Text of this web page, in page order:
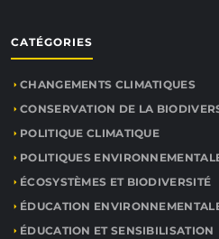
CATÉGORIES
CHANGEMENTS CLIMATIQUES
CONSERVATION DE LA
POLITIQUE CLIMATIQUE
POLITIQUES
ÉCOSYSTÈMES ET BIODIVERSITÉ
ÉDUCATION
ÉDUCATION ET SENSIBILISATION